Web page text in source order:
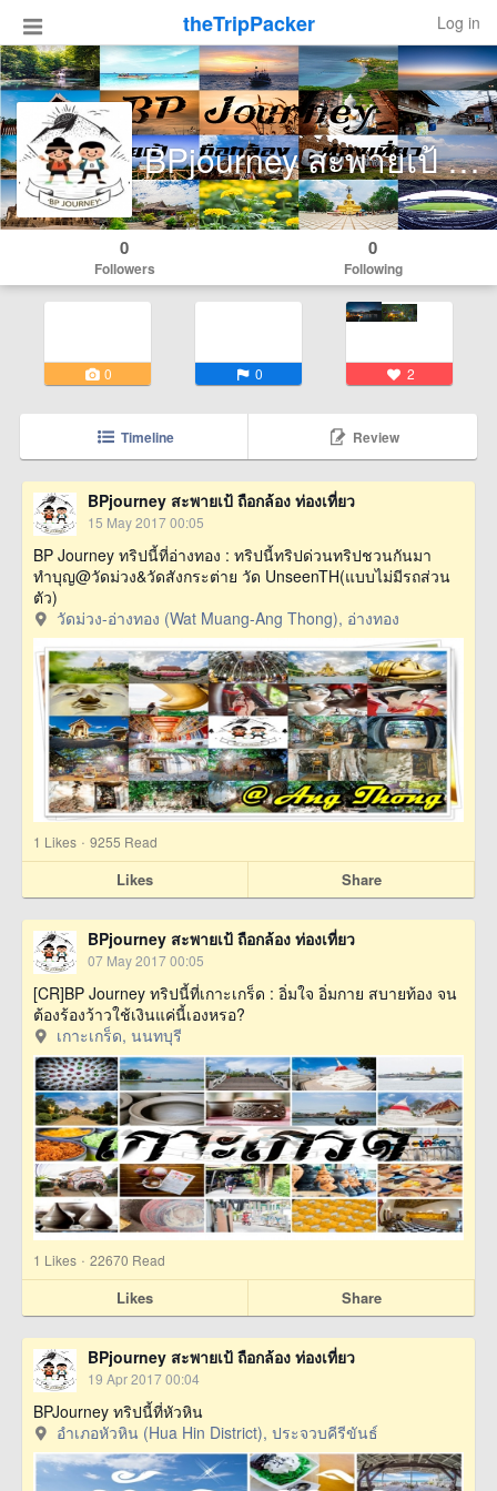
theTripPacker Log in
BPjourney สะพายเป้ ถือกล้อง ท่องเที่ยว
0
Followers
0
Following
0 0 2
Timeline Review
BPjourney สะพายเป้ ถือกล้อง ท่องเที่ยว
15 May 2017 00:05
BP Journey ทริปนี้ที่อ่างทอง : ทริปนี้ทริปด่วนทริปชวนกันมา
ทำบุญ@วัดม่วง&วัดสังกระต่าย วัด UnseenTH(แบบไม่มีรถส่วน
ตัว)
วัดม่วง-อ่างทอง (Wat Muang-Ang Thong), อ่างทอง
1 Likes · 9255 Read
Likes Share
BPjourney สะพายเป้ ถือกล้อง ท่องเที่ยว
07 May 2017 00:05
[CR]BP Journey ทริปนี้ที่เกาะเกร็ด : อิ่มใจ อิ่มกาย สบายท้อง จน
ต้องร้องว้าวใช้เงินแค่นี้เองหรอ?
เกาะเกร็ด, นนทบุรี
1 Likes · 22670 Read
Likes Share
BPjourney สะพายเป้ ถือกล้อง ท่องเที่ยว
19 Apr 2017 00:04
BPJourney ทริปนี้ที่หัวหิน
อำเภอหัวหิน (Hua Hin District), ประจวบคีรีขันธ์